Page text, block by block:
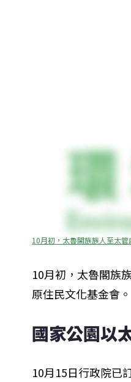
10月初，太魯閣族族人至太
10月初，太魯閣族
原住民文化基金會。
國家公園以
10月15日行政院已